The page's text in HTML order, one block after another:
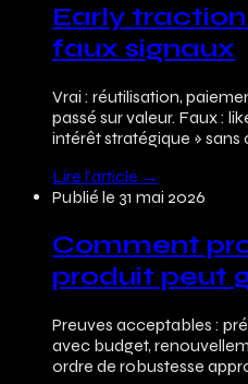
Early traction
faux signaux
Vrai : réutilisation,
passé sur valeur. Faux :
intérêt stratégique » sans
Lire l’article →
Publié le 31 mai 2026
Comment
produit peut
Preuves acceptables :
avec budget,
ordre de robustesse